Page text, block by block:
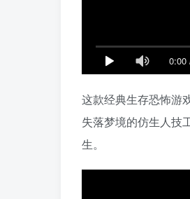
0:00
这款经典生存恐怖游
失落梦境的仿生人技
生。